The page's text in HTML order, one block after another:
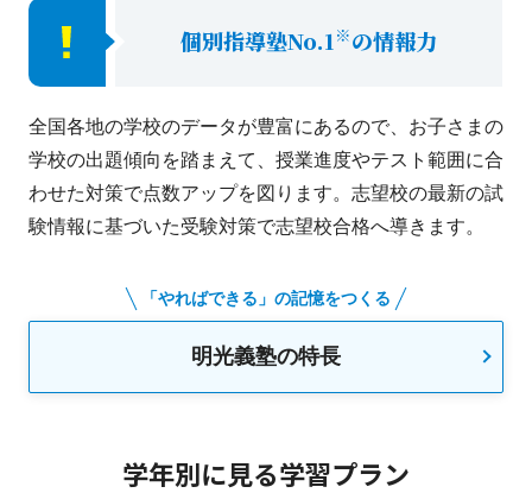
個別指導塾No.1※の情報力
全国各地の学校のデータが豊富にあるので、お子さまの
学校の出題傾向を踏まえて、授業進度やテスト範囲に合
わせた対策で点数アップを図ります。志望校の最新の試
験情報に基づいた受験対策で志望校合格へ導きます。
「やればできる」の記憶をつくる
明光義塾の特長
学年別に見る学習プラン